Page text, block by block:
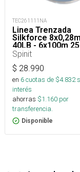
TEC261111NA
Linea Trenzada
Silkforce
40LB - 6x100m
Spinit
$ 28.990
en 6cuotas de $4.832
interés
ahorras $1.160 por
transferencia.
Disponible